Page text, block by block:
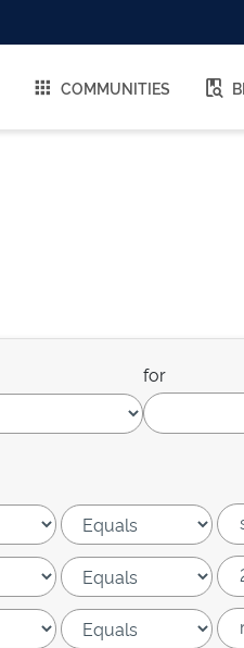
COMMUNITIES
for